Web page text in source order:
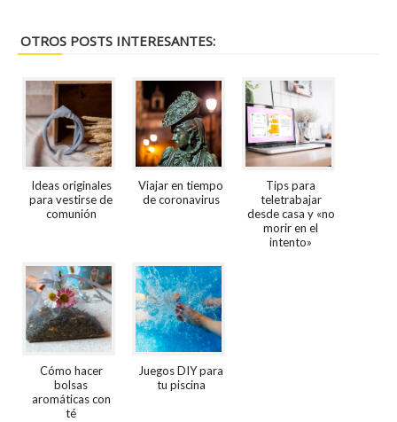
OTROS POSTS INTERESANTES:
Ideas originales
para vestirse de
comunión
Viajar en tiempo
de coronavirus
Tips para
teletrabajar
desde casa y «no
morir en el
intento»
Cómo hacer
bolsas
aromáticas con
té
Juegos DIY para
tu piscina